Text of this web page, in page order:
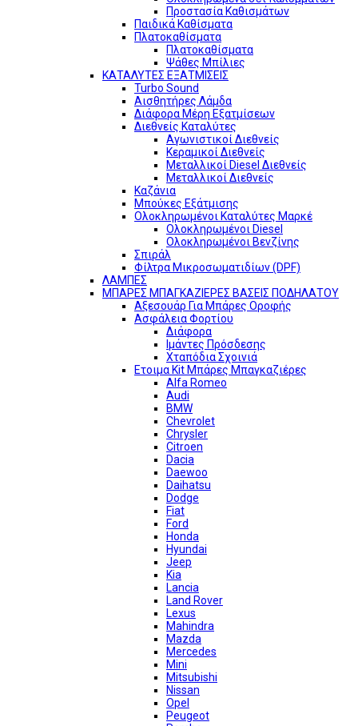
Προστασία Καθισμάτων
Παιδικά Καθίσματα
Πλατοκαθίσματα
Πλατοκαθίσματα
Ψάθες Μπίλιες
ΚΑΤΑΛΥΤΕΣ ΕΞΑΤΜΙΣΕΙΣ
Turbo Sound
Αισθητήρες Λάμδα
Διάφορα Μέρη Εξατμίσεων
Διεθνείς Καταλύτες
Αγωνιστικοί Διεθνείς
Κεραμικοί Διεθνείς
Μεταλλικοί Diesel Διεθνείς
Μεταλλικοί Διεθνείς
Καζάνια
Μπούκες Εξάτμισης
Ολοκληρωμένοι Καταλύτες Μαρκέ
Ολοκληρωμένοι Diesel
Ολοκληρωμένοι Βενζίνης
Σπιράλ
Φίλτρα Μικροσωματιδίων (DPF)
ΛΑΜΠΕΣ
ΜΠΑΡΕΣ ΜΠΑΓΚΑΖΙΕΡΕΣ ΒΑΣΕΙΣ ΠΟΔΗΛΑΤΟΥ
Αξεσουάρ Για Μπάρες Οροφής
Ασφάλεια Φορτίου
Διάφορα
Ιμάντες Πρόσδεσης
Χταπόδια Σχοινιά
Ετοιμα Kit Μπάρες Μπαγκαζιέρες
Alfa Romeo
Audi
BMW
Chevrolet
Chrysler
Citroen
Dacia
Daewoo
Daihatsu
Dodge
Fiat
Ford
Honda
Hyundai
Jeep
Kia
Lancia
Land Rover
Lexus
Mahindra
Mazda
Mercedes
Mini
Mitsubishi
Nissan
Opel
Peugeot